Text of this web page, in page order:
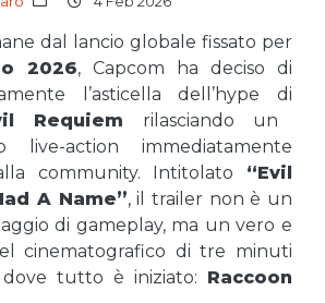
dal lancio globale fissato per
2026, Capcom ha deciso di
l’asticella dell’hype di
Requiem rilasciando un
live-action immediatamente
community. Intitolato “Evil
A Name”, il trailer non è un
di gameplay, ma un vero e
cinematografico di tre minuti
tutto è iniziato: Raccoon